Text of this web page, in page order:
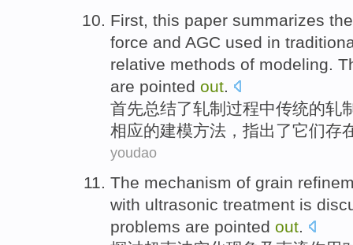
First, this paper summarizes
force and AGC used in
relative methods of modeling.
are pointed out.
首先总结了轧制 过程中传统的轧
相应的建模方法 ，指出了它们存
youdao
The mechanism of grain
with ultrasonic treatment is
problems are pointed out.